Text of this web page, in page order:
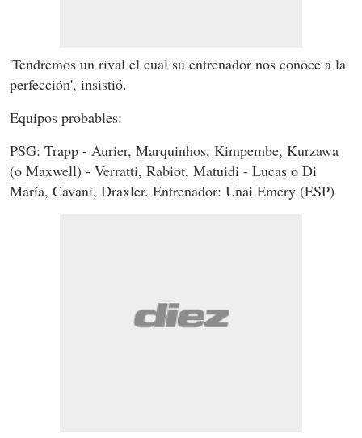
'Tendremos un rival el cual su entrenador nos conoce a la
perfección', insistió.
Equipos probables:
PSG: Trapp - Aurier, Marquinhos, Kimpembe, Kurzawa
(o Maxwell) - Verratti, Rabiot, Matuidi - Lucas o Di
María, Cavani, Draxler. Entrenador: Unai Emery (ESP)